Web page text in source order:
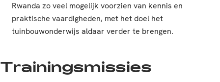
Rwanda zo veel mogelijk voorzien van kennis en
praktische vaardigheden, met het doel het
tuinbouwonderwijs aldaar verder te brengen.
Trainingsmissies